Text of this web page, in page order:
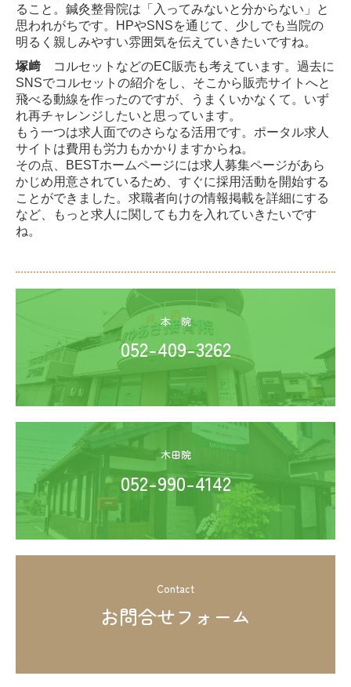
ること。鍼灸整骨院は「入ってみないと分からない」と
思われがちです。HPやSNSを通じて、少しでも当院の
明るく親しみやすい雰囲気を伝えていきたいですね。
塚﨑 コルセットなどのEC販売も考えています。過去に
SNSでコルセットの紹介をし、そこから販売サイトへと
飛べる動線を作ったのですが、うまくいかなくて。いず
れ再チャレンジしたいと思っています。
もう一つは求人面でのさらなる活用です。ポータル求人
サイトは費用も労力もかかりますからね。
その点、BESTホームページには求人募集ページがあら
かじめ用意されているため、すぐに採用活動を開始する
ことができました。求職者向けの情報掲載を詳細にする
など、もっと求人に関しても力を入れていきたいです
ね。
本　院
052-409-3262
木田院
052-990-4142
Contact
お問合せフォーム